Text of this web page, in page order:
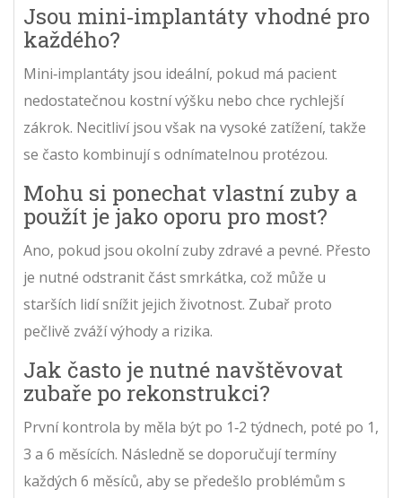
Jsou mini‑implantáty vhodné pro
každého?
Mini‑implantáty jsou ideální, pokud má pacient
nedostatečnou kostní výšku nebo chce rychlejší
zákrok. Necitliví jsou však na vysoké zatížení, takže
se často kombinují s odnímatelnou protézou.
Mohu si ponechat vlastní zuby a
použít je jako oporu pro most?
Ano, pokud jsou okolní zuby zdravé a pevné. Přesto
je nutné odstranit část smrkátka, což může u
starších lidí snížit jejich životnost. Zubař proto
pečlivě zváží výhody a rizika.
Jak často je nutné navštěvovat
zubaře po rekonstrukci?
První kontrola by měla být po 1‑2 týdnech, poté po 1,
3 a 6 měsících. Následně se doporučují termíny
každých 6 měsíců, aby se předešlo problémům s